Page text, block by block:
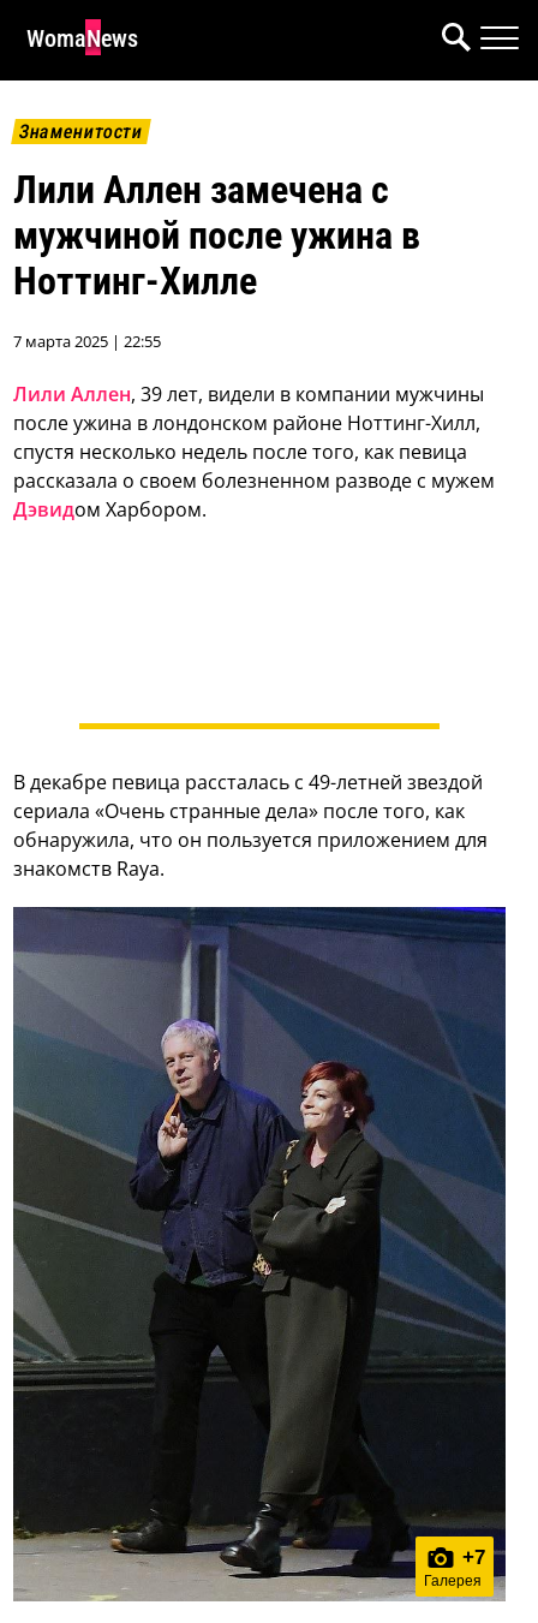
WomaNews
Знаменитости
Лили Аллен замечена с
мужчиной после ужина в
Ноттинг-Хилле
7 марта 2025 | 22:55
Лили Аллен, 39 лет, видели в компании мужчины
после ужина в лондонском районе Ноттинг-Хилл,
спустя несколько недель после того, как певица
рассказала о своем болезненном разводе с мужем
Дэвидом Харбором.
В декабре певица рассталась с 49-летней звездой
сериала «Очень странные дела» после того, как
обнаружила, что он пользуется приложением для
знакомств Raya.
+7
Галерея